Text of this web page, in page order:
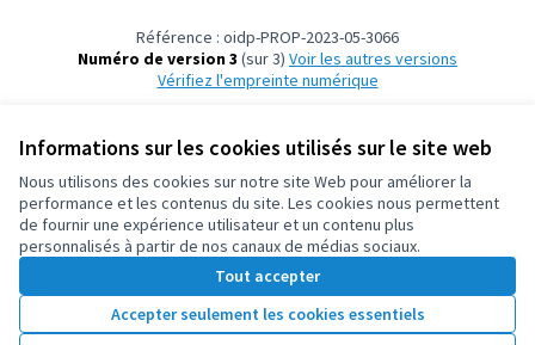
Informations sur les cookies utilisés sur le site web
Nous utilisons des cookies sur notre site Web pour améliorer la
performance et les contenus du site. Les cookies nous permettent
de fournir une expérience utilisateur et un contenu plus
personnalisés à partir de nos canaux de médias sociaux.
Tout accepter
Accepter seulement les cookies essentiels
Référence : oidp-PROP-2023-05-3066
Numéro de version 3 (sur 3)
voir les autres versions
Vérifiez l'empreinte numérique
Conditions d'utilisation
Paramètres des cookies
OIDP sur X
(Lien externe)
OIDP sur Facebook
(Lien externe)
OIDP sur YouTube
(Lien externe)
Français
Choose languageChoisir la langueElegir el idioma
Licence
(Lien